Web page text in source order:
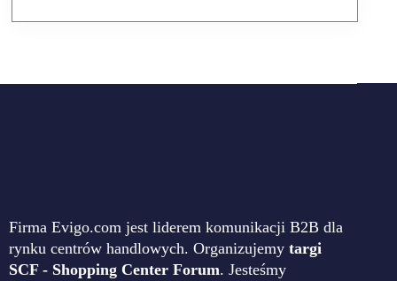
Firma Evigo.com jest liderem komunikacji B2B dla
rynku centrów handlowych. Organizujemy targi
SCF - Shopping Center Forum. Jesteśmy